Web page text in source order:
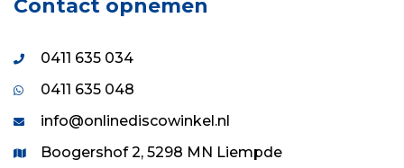
Contact opnemen
0411 635 034
0411 635 048
info@onlinediscowinkel.nl
Boogershof 2, 5298 MN Liempde